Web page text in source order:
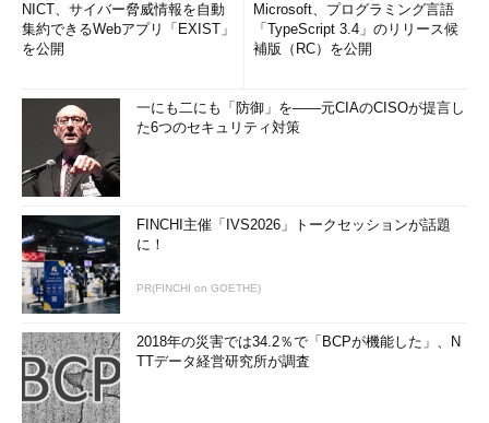
NICT、サイバー脅威情報を自動
集約できるWebアプリ「EXIST」
を公開
Microsoft、プログラミング言語
「TypeScript 3.4」のリリース候
補版（RC）を公開
一にも二にも「防御」を――元CIAのCISOが提言し
た6つのセキュリティ対策
FINCHI主催「IVS2026」トークセッションが話題
に！
PR(FINCHI on GOETHE)
2018年の災害では34.2％で「BCPが機能した」、N
TTデータ経営研究所が調査